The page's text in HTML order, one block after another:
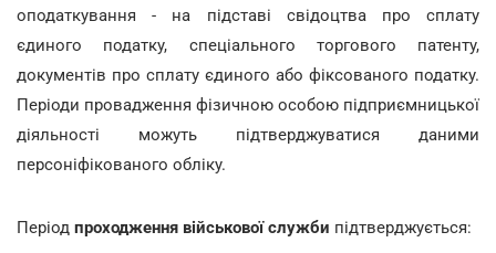
оподаткування - на підставі свідоцтва про сплату
єдиного податку, спеціального торгового патенту,
документів про сплату єдиного або фіксованого податку.
Періоди провадження фізичною особою підприємницької
діяльності можуть підтверджуватися даними
персоніфікованого обліку.
Період проходження військової служби підтверджується: